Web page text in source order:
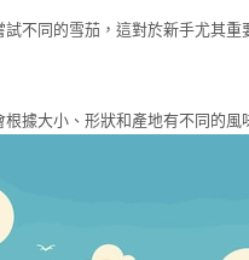
不同的雪茄，這對於新手尤其重
據大小、形狀和產地有不同的風